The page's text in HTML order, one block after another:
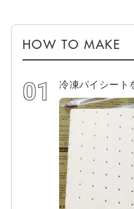
冷凍パイシート